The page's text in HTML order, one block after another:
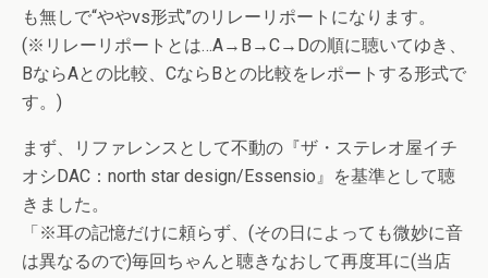
も無しで“ややvs形式”のリレーリポートになります。
(※リレーリポートとは…A→B→C→Dの順に聴いてゆき、
BならAとの比較、CならBとの比較をレポートする形式で
す。)
まず、リファレンスとして不動の『ザ・ステレオ屋イチ
オシDAC：north star design/Essensio』を基準として聴
きました。
「※耳の記憶だけに頼らず、(その日によっても微妙に音
は異なるので)毎回ちゃんと聴きなおして再度耳に(当店